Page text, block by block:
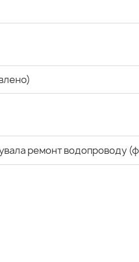
ремонт водопроводу